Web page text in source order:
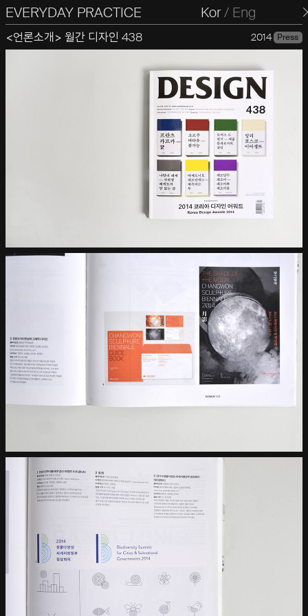
EVERYDAY PRACTICE
일상의실천 Kor/ Eng
<언론소개> 월간 디자인 438 2014 Press